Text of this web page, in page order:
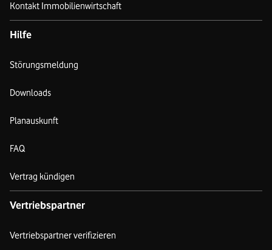
Kontakt Immobilienwirtschaft
Hilfe
Störungsmeldung
Downloads
Planauskunft
FAQ
Vertrag kündigen
Vertriebspartner
Vertriebspartner verifizieren